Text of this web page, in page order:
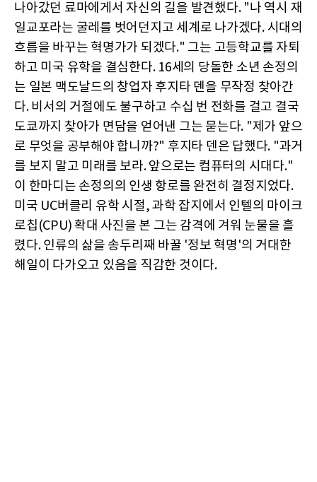
나아갔던 료마에게서 자신의 길을 발견했다. "나 역시 재
일교포라는 굴레를 벗어던지고 세계로 나가겠다. 시대의
흐름을 바꾸는 혁명가가 되겠다." 그는 고등학교를 자퇴
하고 미국 유학을 결심한다. 16세의 당돌한 소년 손정의
는 일본 맥도날드의 창업자 후지타 덴을 무작정 찾아간
다. 비서의 거절에도 불구하고 수십 번 전화를 걸고 결국
도쿄까지 찾아가 면담을 얻어낸 그는 묻는다. "제가 앞으
로 무엇을 공부해야 합니까?" 후지타 덴은 답했다. "과거
를 보지 말고 미래를 보라. 앞으로는 컴퓨터의 시대다."
이 한마디는 손정의의 인생 항로를 완전히 결정지었다.
미국 UC버클리 유학 시절, 과학 잡지에서 인텔의 마이크
로칩(CPU) 확대 사진을 본 그는 감격에 겨워 눈물을 흘
렸다. 인류의 삶을 송두리째 바꿀 '정보 혁명'의 거대한
해일이 다가오고 있음을 직감한 것이다.